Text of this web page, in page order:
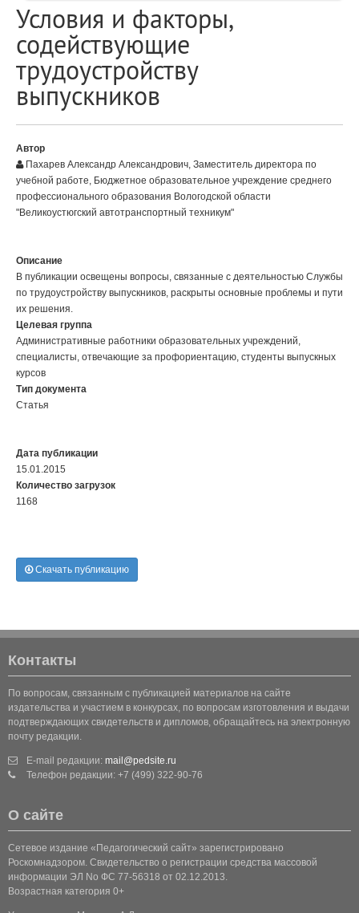
Условия и факторы,
содействующие
трудоустройству
выпускников
Автор
Пахарев Александр Александрович, Заместитель директора по
учебной работе, Бюджетное образовательное учреждение среднего
профессионального образования Вологодской области
"Великоустюгский автотранспортный техникум"
Описание
В публикации освещены вопросы, связанные с деятельностью Службы
по трудоустройству выпускников, раскрыты основные проблемы и пути
их решения.
Целевая группа
Административные работники образовательных учреждений,
специалисты, отвечающие за профориентацию, студенты выпускных
курсов
Тип документа
Статья
Дата публикации
15.01.2015
Количество загрузок
1168
Скачать публикацию
Контакты
По вопросам, связанным с публикацией материалов на сайте
издательства и участием в конкурсах, по вопросам изготовления и выдачи
подтверждающих свидетельств и дипломов, обращайтесь на электронную
почту редакции.
E-mail редакции: mail@pedsite.ru
Телефон редакции: +7 (499) 322-90-76
О сайте
Сетевое издание «Педагогический сайт» зарегистрировано
Роскомнадзором. Свидетельство о регистрации средства массовой
информации ЭЛ No ФС 77-56318 от 02.12.2013.
Возрастная категория 0+